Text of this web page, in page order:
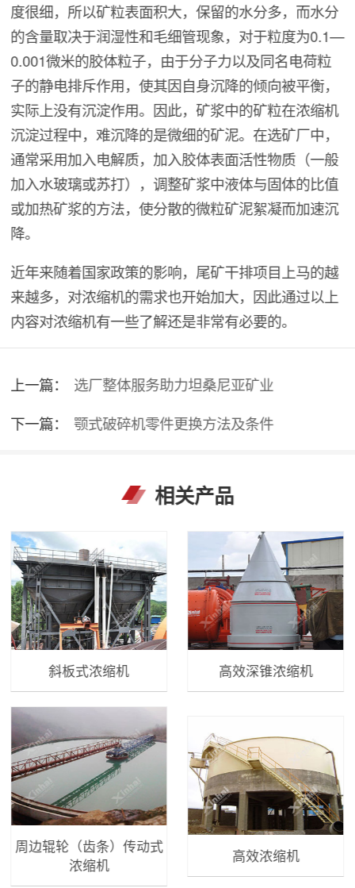
度很细，所以矿粒表面积大，保留的水分多，而水分
的含量取决于润湿性和毛细管现象，对于粒度为0.1—
0.001微米的胶体粒子，由于分子力以及同名电荷粒
子的静电排斥作用，使其因自身沉降的倾向被平衡，
实际上没有沉淀作用。因此，矿浆中的矿粒在浓缩机
沉淀过程中，难沉降的是微细的矿泥。在选矿厂中，
通常采用加入电解质，加入胶体表面活性物质（一般
加入水玻璃或苏打），调整矿浆中液体与固体的比值
或加热矿浆的方法，使分散的微粒矿泥絮凝而加速沉
降。
近年来随着国家政策的影响，尾矿干排项目上马的越
来越多，对浓缩机的需求也开始加大，因此通过以上
内容对浓缩机有一些了解还是非常有必要的。
上一篇：
选厂整体服务助力坦桑尼亚矿业
下一篇：
颚式破碎机零件更换方法及条件
相关产品
斜板式浓缩机 高效深锥浓缩机
周边辊轮（齿条）传动式
浓缩机
高效浓缩机